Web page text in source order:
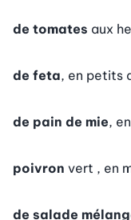
de tomates aux
de feta, en petits
de pain de mie,
poivron vert , en
de salade